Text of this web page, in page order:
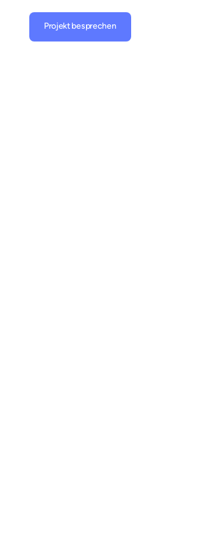
Projekt besprechen